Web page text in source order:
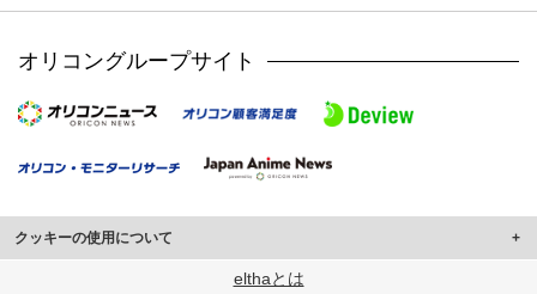
オリコングループサイト
クッキーの使用について
このサイトでは Cookie を使用して、ユーザーに合わせたコンテンツや広告の
elthaとは